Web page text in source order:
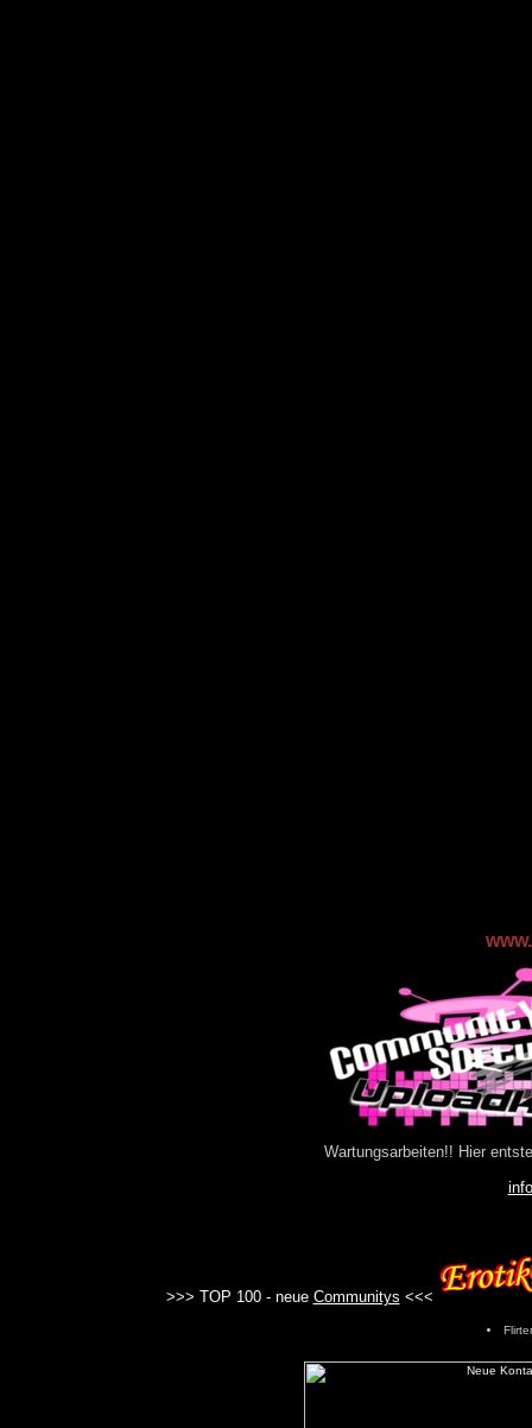
Wartungsarbeiten!! Hier
>>> TOP 100 - neue Communitys <<<